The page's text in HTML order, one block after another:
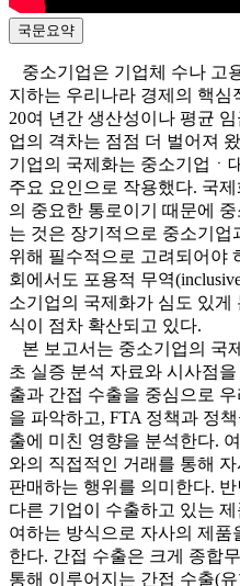
국문요약
중소기업은 기업체 수나 고
지하는 우리나라 경제의 핵
20여 년간 생산성이나 평균
업의 격차는 점점 더 벌어져
기업의 국제화는 중소기업ㆍ
주요 요인으로 작용했다. 국
의 중요한 통로이기 때문에
는 것은 장기적으로 중소기업
위해 필수적으로 고려되어야
회에서도 포용적 무역
소기업의 국제화가 심도 있게
식이 점차 확산되고 있다.
본 보고서는 중소기업의 국
초 실증 분석 자료와 시사점
출과 간접 수출을 중심으로
을 파악하고, FTA 정책과 정
출에 미친 영향을 분석한다.
와의 직접적인 거래를 통해
판매하는 행위를 의미한다.
다른 기업이 수출하고 있는
여하는 방식으로 자사의 제
한다. 간접 수출은 크게 종합
통해 이루어지는 간접 수출(